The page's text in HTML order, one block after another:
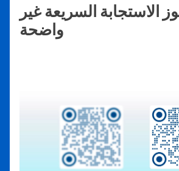
الاستجابة السريعة غير
واضحة